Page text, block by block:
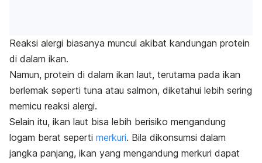
Reaksi alergi biasanya muncul akibat kandungan protein
di dalam ikan.
Namun, protein di dalam ikan laut, terutama pada ikan
berlemak seperti tuna atau salmon, diketahui lebih sering
memicu reaksi alergi.
Selain itu, ikan laut bisa lebih berisiko mengandung
logam berat seperti merkuri. Bila dikonsumsi dalam
jangka panjang, ikan yang mengandung merkuri dapat